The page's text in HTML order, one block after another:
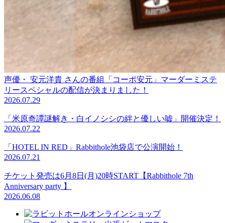
声優・ 安元洋貴 さんの番組「コーポ安元」マーダーミステ
リースペシャルの配信が決まりました！
2026.07.29
「米原奇譚謎解き・白イノシシの絆と優しい嘘」開催決定！
2026.07.22
「HOTEL IN RED」Rabbithole池袋店で公演開始！
2026.07.21
チケット発売は6月8日(月)20時START【Rabbithole 7th
Anniversary party 】
2026.06.08